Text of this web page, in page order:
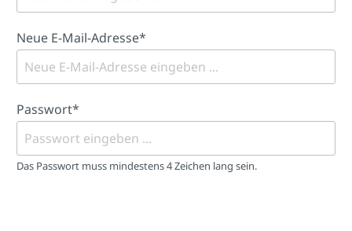
Neue E-Mail-Adresse*
Passwort*
Das Passwort muss mindestens 4 Zeichen lang sein.